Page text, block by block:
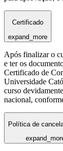
Certificado
expand_more
Após finalizar o
e ter os
Certificado de
Universidade
curso
nacional,
Política de